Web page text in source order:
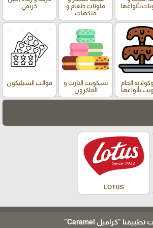
بأنواعها
ملونات طعام و
منكهات
كريمي
الخام
بأنواعها
بسكويت التارت و
الماكرون
قوالب السيليكون
LOTUS
تطبيقنا "كراميل Caramel"